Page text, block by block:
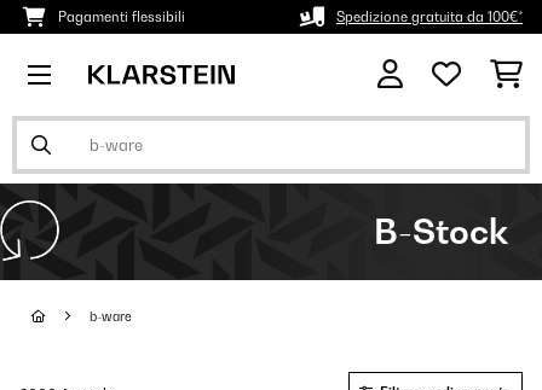
Pagamenti flessibili Spedizione gratuita da 100€*
B-Stock
b-ware